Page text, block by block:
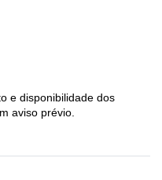
e disponibilidade dos
aviso prévio.